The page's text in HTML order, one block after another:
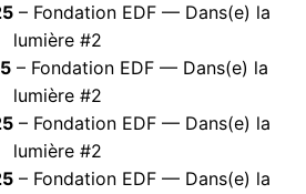
– Fondation EDF — Dans(e) la
lumière #2
– Fondation EDF — Dans(e) la
lumière #2
– Fondation EDF — Dans(e) la
lumière #2
– Fondation EDF — Dans(e) la